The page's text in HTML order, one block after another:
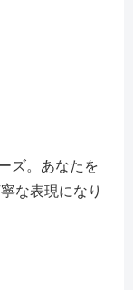
ズ。あなたを
な表現になり